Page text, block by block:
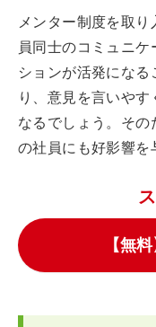
メンター制度を取
員同士のコミュニ
ションが活発にな
り、意見を言いや
なるでしょう。そ
の社員にも好影響を
【無